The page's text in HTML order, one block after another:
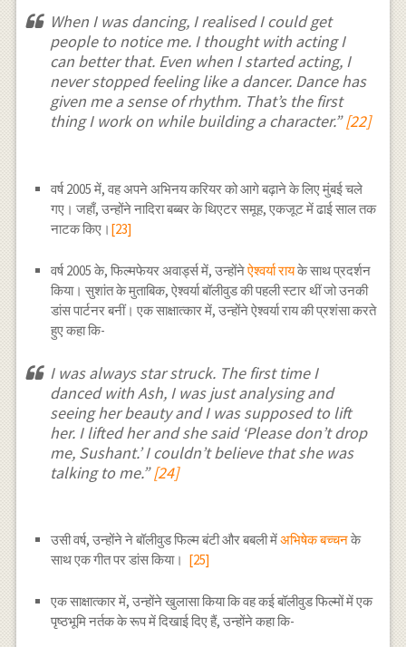
When I was dancing, I realised I could get
people to notice me. I thought with acting I
can better that. Even when I started acting, I
never stopped feeling like a dancer. Dance has
given me a sense of rhythm. That’s the first
thing I work on while building a character.”[22]
वर्ष 2005 में, वह अपने अभिनय करियर को आगे बढ़ाने के लिए मुंबई चले
गए। जहाँ, उन्होंने नादिरा बब्बर के थिएटर समूह, एकजूट में ढाई साल तक
नाटक किए। [23]
वर्ष 2005 के, फिल्मफेयर अवार्ड्स में, उन्होंनेऐश्वर्या रायके साथ प्रदर्शन
किया। सुशांत के मुताबिक, ऐश्वर्या बॉलीवुड की पहली स्टार थीं जो उनकी
डांस पार्टनर बनीं। एक साक्षात्कार में, उन्होंने ऐश्वर्या राय की प्रशंसा करते
हुए कहा कि-
I was always star struck. The first time I
danced with Ash, I was just analysing and
seeing her beauty and I was supposed to lift
her. I lifted her and she said ‘Please don’t drop
me, Sushant.’ I couldn’t believe that she was
talking to me.”[24]
उसी वर्ष, उन्होंने ने बॉलीवुड फिल्म बंटी और बबली मेंअभिषेक बच्चनके
साथ एक गीत पर डांस किया। [25]
एक साक्षात्कार में, उन्होंने खुलासा किया कि वह कई बॉलीवुड फिल्मों में एक
पृष्ठभूमि नर्तक के रूप में दिखाई दिए हैं, उन्होंने कहा कि-